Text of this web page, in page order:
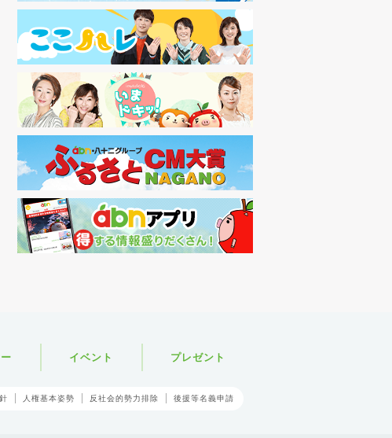
イベント プレゼント
人権基本姿勢 反社会的勢力排除 後援等名義申請